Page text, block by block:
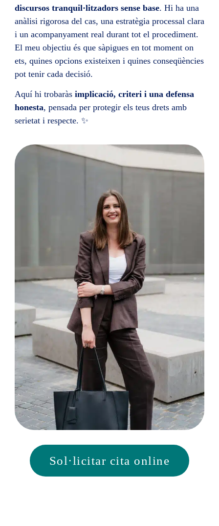
discursos tranquil·litzadors sense base. Hi ha una
anàlisi rigorosa del cas, una estratègia processal clara
i un acompanyament real durant tot el procediment.
El meu objectiu és que sàpigues en tot moment on
ets, quines opcions existeixen i quines conseqüències
pot tenir cada decisió.
Aquí hi trobaràs implicació, criteri i una defensa
honesta, pensada per protegir els teus drets amb
serietat i respecte. ✨
Sol·licitar cita online